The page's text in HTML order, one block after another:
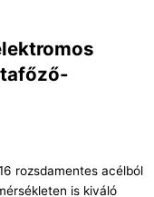
rozsdamentes acélból
is kiváló